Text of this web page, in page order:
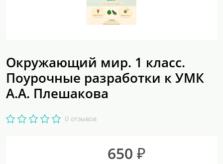
Окружающий мир. 1 класс.
Поурочные разработки к УМК
А.А. Плешакова
0 отзывов
650 ₽